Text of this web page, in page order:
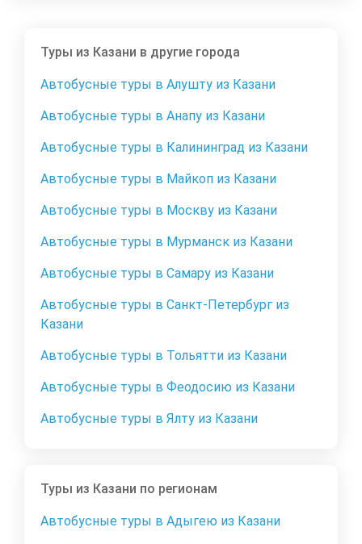
Туры из Казани в другие города
Автобусные туры в Алушту из Казани
Автобусные туры в Анапу из Казани
Автобусные туры в Калининград из Казани
Автобусные туры в Майкоп из Казани
Автобусные туры в Москву из Казани
Автобусные туры в Мурманск из Казани
Автобусные туры в Самару из Казани
Автобусные туры в Санкт-Петербург из
Казани
Автобусные туры в Тольятти из Казани
Автобусные туры в Феодосию из Казани
Автобусные туры в Ялту из Казани
Туры из Казани по регионам
Автобусные туры в Адыгею из Казани